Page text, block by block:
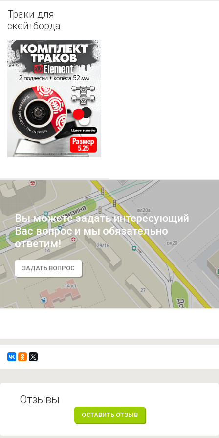
Траки для
скейтборда
Вы можете задать интересующий
Вас вопрос и мы обязательно
ответим!
ЗАДАТЬ ВОПРОС
Отзывы
ОСТАВИТЬ ОТЗЫВ